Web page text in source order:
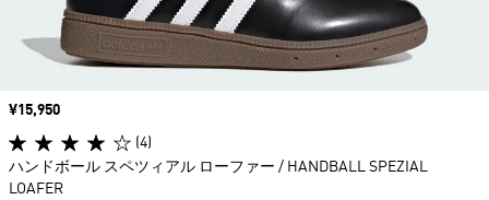
価格
¥15,950
(4)
ハンドボール スペツィアル ローファー / HANDBALL SPEZIAL
LOAFER